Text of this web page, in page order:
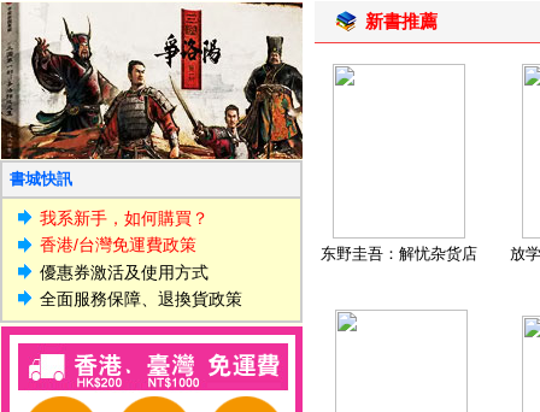
書城快訊
我系新手，如何購買？
香港/台灣免運費政策
優惠券激活及使用方式
全面服務保障、退換貨政策
新書推薦
东野圭吾：解忧杂货店 放